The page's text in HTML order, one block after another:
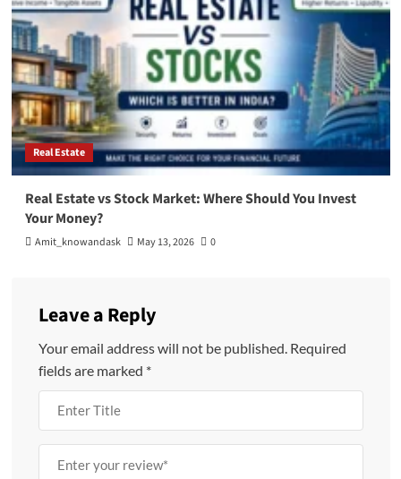
Real Estate
Real Estate vs Stock Market: Where Should You Invest
Your Money?
Amit_knowandask May 13, 2026 0
Leave a Reply
Your email address will not be published. Required
fields are marked *